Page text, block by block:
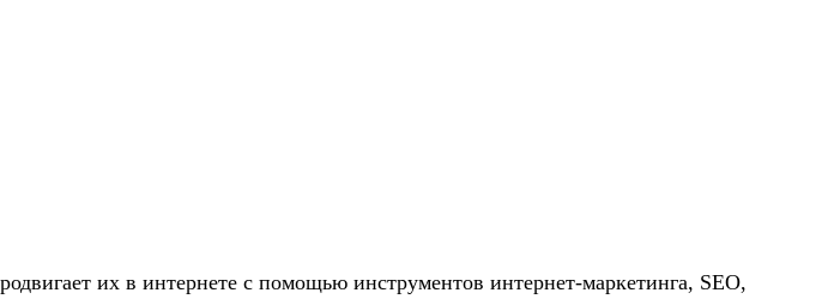
их в интернете с помощью инструментов интернет-маркетинга, SEO,